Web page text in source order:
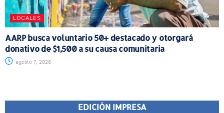
LOCALES
AARP busca voluntario 50+ destacado y otorgará
donativo de $1,500 a su causa comunitaria
agosto 7, 2026
EDICIÓN IMPRESA